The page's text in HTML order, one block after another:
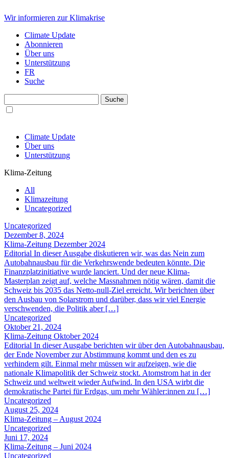
Wir informieren zur Klimakrise
Climate Update
Abonnieren
Über uns
Unterstützung
FR
Suche
Climate Update
Über uns
Unterstützung
Klima-Zeitung
All
Klimazeitung
Uncategorized
Uncategorized
Dezember 8, 2024
Klima-Zeitung Dezember 2024
Editorial In dieser Ausgabe diskutieren wir, was das Nein zum
Autobahnausbau für die Verkehrswende bedeuten könnte. Die
Finanzplatzinitiative wurde lanciert. Und der neue Klima-
Masterplan zeigt auf, welche Massnahmen nötig wären, damit die
Schweiz bis 2035 das Netto-null-Ziel erreicht. Wir berichten über
den Ausbau von Solarstrom und darüber, dass wir viel Energie
verschwenden, die Politik aber […]
Uncategorized
Oktober 21, 2024
Klima-Zeitung Oktober 2024
Editorial In dieser Ausgabe berichten wir über den Autobahnausbau,
der Ende November zur Abstimmung kommt und den es zu
verhindern gilt. Einmal mehr müssen wir aufzeigen, wie die
nationale Klimapolitik der Schweiz stockt. Atomstrom hat in der
Schweiz und weltweit wieder Aufwind. In den USA wirbt die
demokratische Partei für Erdgas, um mehr Wähler:innen zu […]
Uncategorized
August 25, 2024
Klima-Zeitung – August 2024
Uncategorized
Juni 17, 2024
Klima-Zeitung – Juni 2024
Uncategorized